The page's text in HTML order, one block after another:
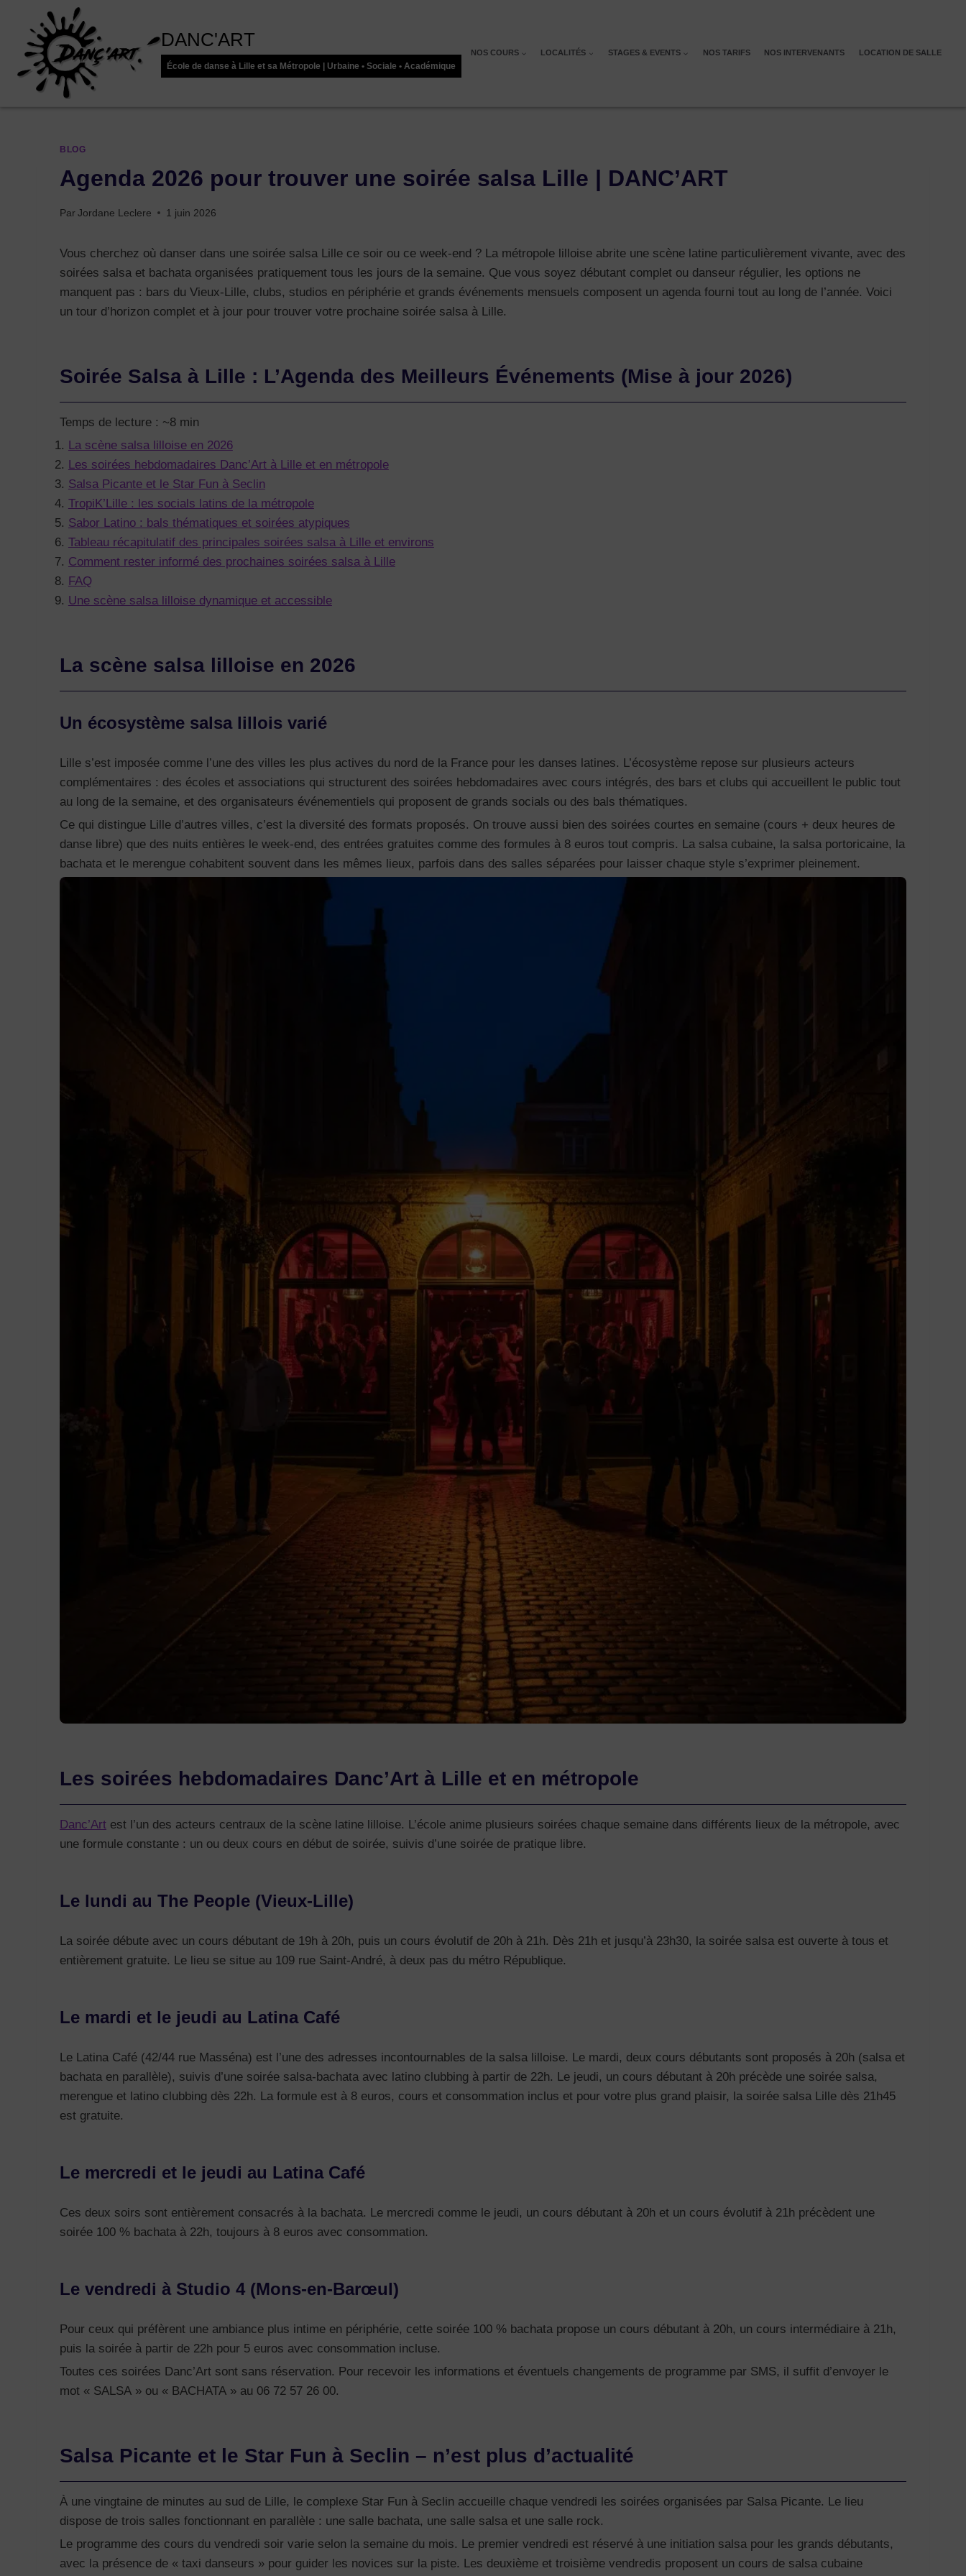
contenu
DANC'ART
École de danse à Lille et sa Métropole | Urbaine • Sociale • Académique
NOS COURS LOCALITÉS STAGES & EVENTS NOS TARIFS NOS INTERVENANTS LOCATION DE SALLE
BLOG
Agenda 2026 pour trouver une soirée salsa Lille | DANC’ART
Par Jordane Leclere 1 juin 2026
Vous cherchez où danser dans une soirée salsa Lille ce soir ou ce week-end ? La métropole lilloise abrite une scène latine particulièrement vivante, avec des
soirées salsa et bachata organisées pratiquement tous les jours de la semaine. Que vous soyez débutant complet ou danseur régulier, les options ne
manquent pas : bars du Vieux-Lille, clubs, studios en périphérie et grands événements mensuels composent un agenda fourni tout au long de l’année. Voici
un tour d’horizon complet et à jour pour trouver votre prochaine soirée salsa à Lille.
Soirée Salsa à Lille : L’Agenda des Meilleurs Événements (Mise à jour 2026)
Temps de lecture : ~8 min
La scène salsa lilloise en 2026
Les soirées hebdomadaires Danc’Art à Lille et en métropole
Salsa Picante et le Star Fun à Seclin
TropiK’Lille : les socials latins de la métropole
Sabor Latino : bals thématiques et soirées atypiques
Tableau récapitulatif des principales soirées salsa à Lille et environs
Comment rester informé des prochaines soirées salsa à Lille
FAQ
Une scène salsa lilloise dynamique et accessible
La scène salsa lilloise en 2026
Un écosystème salsa lillois varié
Lille s’est imposée comme l’une des villes les plus actives du nord de la France pour les danses latines. L’écosystème repose sur plusieurs acteurs
complémentaires : des écoles et associations qui structurent des soirées hebdomadaires avec cours intégrés, des bars et clubs qui accueillent le public tout
au long de la semaine, et des organisateurs événementiels qui proposent de grands socials ou des bals thématiques.
Ce qui distingue Lille d’autres villes, c’est la diversité des formats proposés. On trouve aussi bien des soirées courtes en semaine (cours + deux heures de
danse libre) que des nuits entières le week-end, des entrées gratuites comme des formules à 8 euros tout compris. La salsa cubaine, la salsa portoricaine, la
bachata et le merengue cohabitent souvent dans les mêmes lieux, parfois dans des salles séparées pour laisser chaque style s’exprimer pleinement.
Les soirées hebdomadaires Danc’Art à Lille et en métropole
Danc’Art est l’un des acteurs centraux de la scène latine lilloise. L’école anime plusieurs soirées chaque semaine dans différents lieux de la métropole, avec
une formule constante : un ou deux cours en début de soirée, suivis d’une soirée de pratique libre.
Le lundi au The People (Vieux-Lille)
La soirée débute avec un cours débutant de 19h à 20h, puis un cours évolutif de 20h à 21h. Dès 21h et jusqu’à 23h30, la soirée salsa est ouverte à tous et
entièrement gratuite. Le lieu se situe au 109 rue Saint-André, à deux pas du métro République.
Le mardi et le jeudi au Latina Café
Le Latina Café (42/44 rue Masséna) est l’une des adresses incontournables de la salsa lilloise. Le mardi, deux cours débutants sont proposés à 20h (salsa et
bachata en parallèle), suivis d’une soirée salsa-bachata avec latino clubbing à partir de 22h. Le jeudi, un cours débutant à 20h précède une soirée salsa,
merengue et latino clubbing dès 22h. La formule est à 8 euros, cours et consommation inclus et pour votre plus grand plaisir, la soirée salsa Lille dès 21h45
est gratuite.
Le mercredi et le jeudi au Latina Café
Ces deux soirs sont entièrement consacrés à la bachata. Le mercredi comme le jeudi, un cours débutant à 20h et un cours évolutif à 21h précèdent une
soirée 100 % bachata à 22h, toujours à 8 euros avec consommation.
Le vendredi à Studio 4 (Mons-en-Barœul)
Pour ceux qui préfèrent une ambiance plus intime en périphérie, cette soirée 100 % bachata propose un cours débutant à 20h, un cours intermédiaire à 21h,
puis la soirée à partir de 22h pour 5 euros avec consommation incluse.
Toutes ces soirées Danc’Art sont sans réservation. Pour recevoir les informations et éventuels changements de programme par SMS, il suffit d’envoyer le
mot « SALSA » ou « BACHATA » au 06 72 57 26 00.
Salsa Picante et le Star Fun à Seclin – n’est plus d’actualité
À une vingtaine de minutes au sud de Lille, le complexe Star Fun à Seclin accueille chaque vendredi les soirées organisées par Salsa Picante. Le lieu
dispose de trois salles fonctionnant en parallèle : une salle bachata, une salle salsa et une salle rock.
Le programme des cours du vendredi soir varie selon la semaine du mois. Le premier vendredi est réservé à une initiation salsa pour les grands débutants,
avec la présence de « taxi danseurs » pour guider les novices sur la piste. Les deuxième et troisième vendredis proposent un cours de salsa cubaine